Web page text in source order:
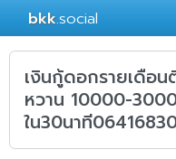
bkk.social
เงินกู้ดอกรายเดือ
หวาน 10000-
ใน30นาที